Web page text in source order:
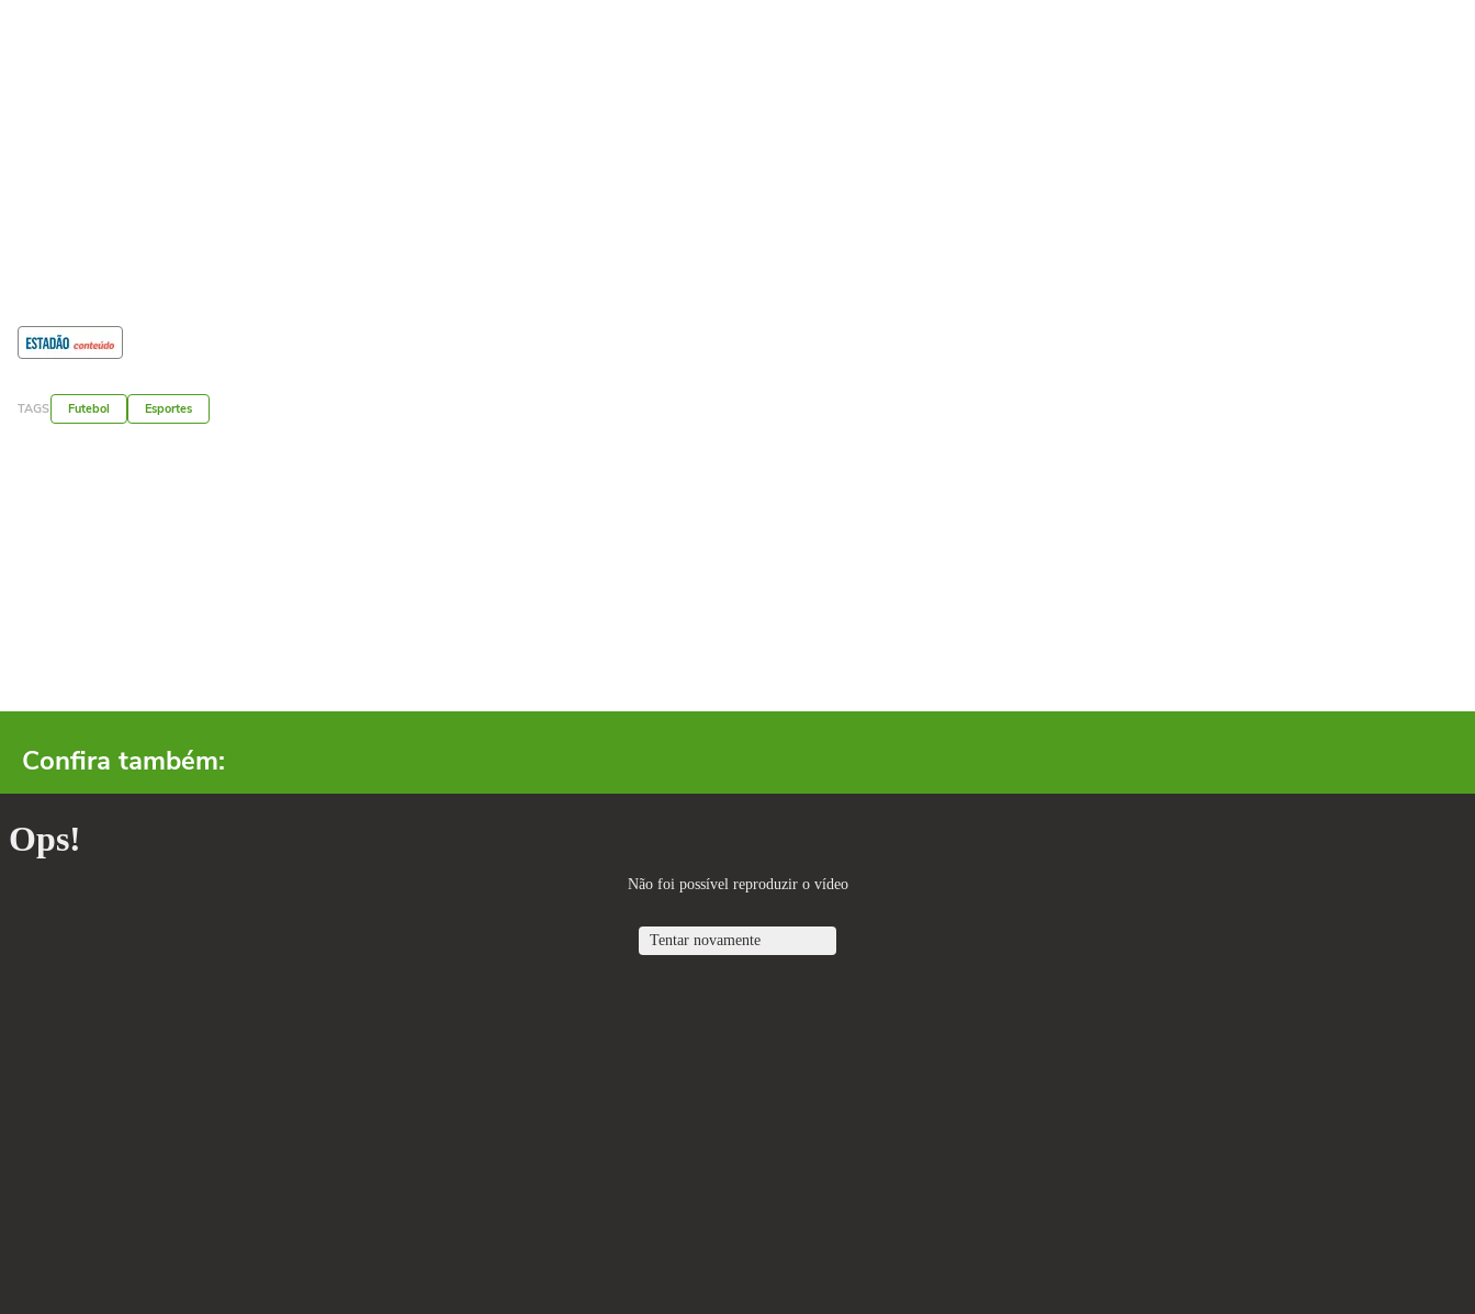
TAGS Futebol Esportes
Confira também: